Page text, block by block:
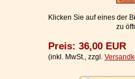
Ihr WarenkorbKlicken Sie auf eines der
zu
Preis: 36,00 EUR
(inkl. MwSt., zzgl.